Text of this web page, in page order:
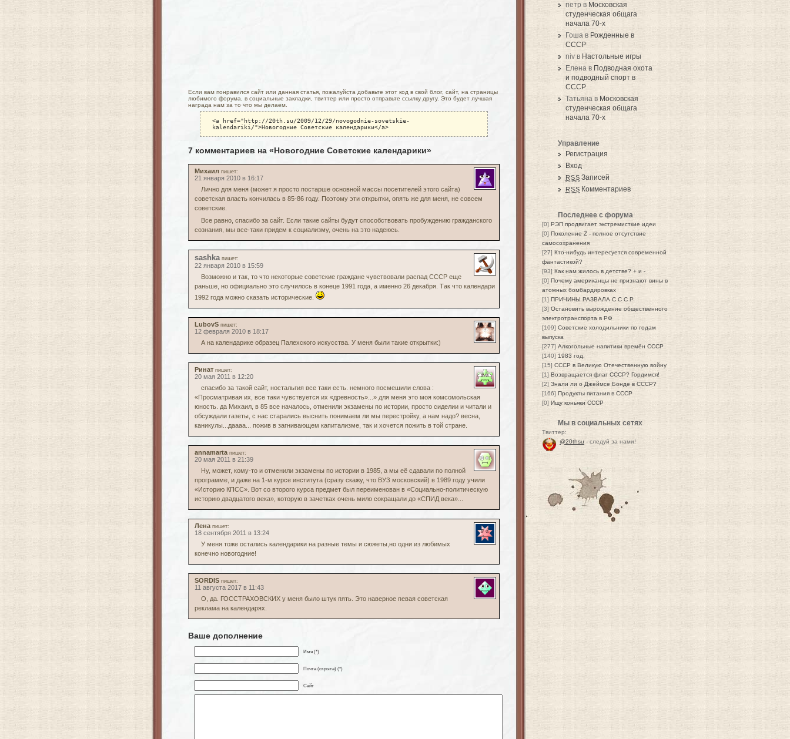
Если вам понравился сайт или данная статья, пожалуйста добавьте этот код в свой блог, сайт, на страницы
любимого форума, в социальные закладки, твиттер или просто отправьте ссылку другу. Это будет лучшая
награда нам за то что мы делаем.
<a href="http://20th.su/2009/12/29/novogodnie-sovetskie-
kalendariki/">Новогодние Советские календарики</a>
7 комментариев на «Новогодние Советские календарики»
Михаил пишет:
21 января 2010 в 16:17
Лично для меня (может я просто постарше основной массы посетителей этого сайта)
советская власть кончилась в 85-86 году. Поэтому эти открытки, опять же для меня, не совсем
советские.
Все равно, спасибо за сайт. Если такие сайты будут способствовать пробуждению гражданского
сознания, мы все-таки придем к социализму, очень на это надеюсь.
sashka пишет:
22 января 2010 в 15:59
Возможно и так, то что некоторые советские граждане чувствовали распад СССР еще
раньше, но официально это случилось в конеце 1991 года, а именно 26 декабря. Так что календари
1992 года можно сказать исторические.
LubovS пишет:
12 февраля 2010 в 18:17
А на календарике образец Палехского искусства. У меня были такие открытки:)
Ринат пишет:
20 мая 2011 в 12:20
спасибо за такой сайт, ностальгия все таки есть. немного посмешили слова :
«Просматривая их, все таки чувствуется их «древность»...» для меня это моя комсомольская
юность. да Михаил, в 85 все началось, отменили экзамены по истории, просто сиделии и читали и
обсуждали газеты, с нас старались выснить понимаем ли мы перестройку, а нам надо? весна,
каникулы...даааа... пожив в загнивающем капитализме, так и хочется пожить в той стране.
annamarta пишет:
20 мая 2011 в 21:39
Ну, может, кому-то и отменили экзамены по истории в 1985, а мы её сдавали по полной
программе, и даже на 1-м курсе института (сразу скажу, что ВУЗ московский) в 1989 году учили
«Историю КПСС». Вот со второго курса предмет был переименован в «Социально-политическую
историю двадцатого века», которую в зачетках очень мило сокращали до «СПИД века»...
Лена пишет:
18 сентября 2011 в 13:24
У меня тоже остались календарики на разные темы и сюжеты,но одни из любимых
конечно новогодние!
SORDIS пишет:
11 августа 2017 в 11:43
О, да. ГОССТРАХОВСКИХ у меня было штук пять. Это наверное певая советская
реклама на календарях.
Ваше дополнение
Имя (*)
Почта (скрыта) (*)
Сайт
петр в Московская
студенческая общага
начала 70-х
Гоша в Рожденные в
СССР
niv в Настольные игры
Елена в Подводная охота
и подводный спорт в
СССР
Татьяна в Московская
студенческая общага
начала 70-х
Управление
Регистрация
Вход
RSS Записей
RSS Комментариев
Последнее с форума
[0] РЭП продвигает экстремисткие идеи
[0] Поколение Z - полное отсутствие
самосохранения
[27] Кто-нибудь интересуется современной
фантастикой?
[93] Как нам жилось в детстве? + и -
[0] Почему американцы не признают вины в
атомных бомбардировках
[1] ПРИЧИНЫ РАЗВАЛА С С С Р
[3] Остановить вырождение общественного
электротранспорта в РФ
[109] Советские холодильники по годам
выпуска
[277] Алкогольные напитики времён СССР
[140] 1983 год.
[15] СССР в Великую Отечественную войну
[1] Возвращается флаг СССР? Гордимся!
[2] Знали ли о Джеймсе Бонде в СССР?
[166] Продукты питания в СССР
[0] Ищу коньяки СССР
Мы в социальных сетях
Твиттер:
@20thsu - следуй за нами!